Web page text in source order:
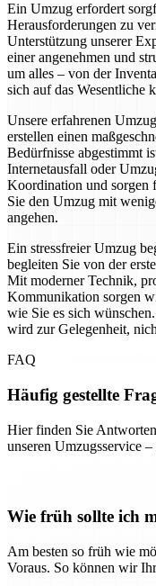
Ein Umzug erfordert
Herausforderungen zu
Unterstützung unserer
einer angenehmen und
um alles – von der
sich auf das Wesentliche
Unsere erfahrenen
erstellen einen
Bedürfnisse abgestimmt
Internetausfall oder
Koordination und sorgen
Sie den Umzug mit
angehen.
Ein stressfreier Umzug
begleiten Sie von der
Mit moderner Technik,
Kommunikation sorgen
wie Sie es sich
wird zur Gelegenheit,
FAQ
Häufig gestellte
Hier finden Sie
unseren Umzugsservice
Wie früh sollte ich
Am besten so früh wie
Voraus. So können wir